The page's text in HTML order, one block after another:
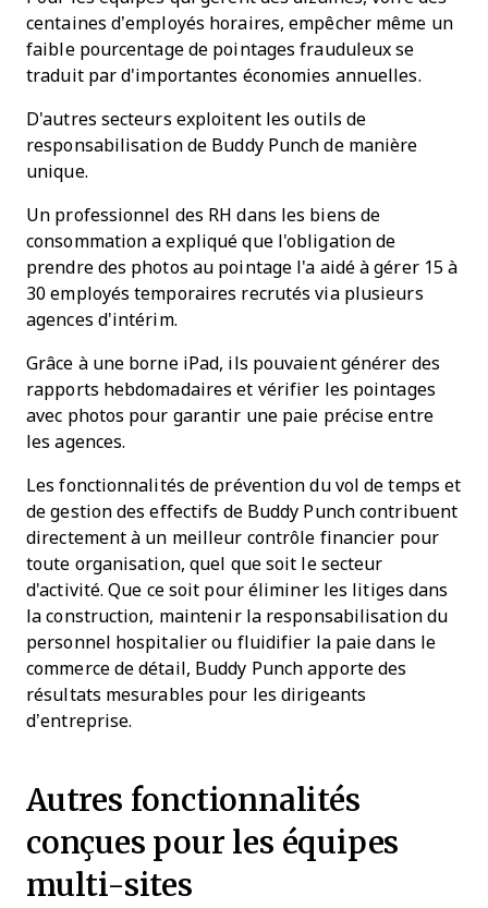
centaines d’employés horaires, empêcher même un
faible pourcentage de pointages frauduleux se
traduit par d'importantes économies annuelles.
D'autres secteurs exploitent les outils de
responsabilisation de Buddy Punch de manière
unique.
Un professionnel des RH dans les biens de
consommation a expliqué que l'obligation de
prendre des photos au pointage l'a aidé à gérer 15 à
30 employés temporaires recrutés via plusieurs
agences d'intérim.
Grâce à une borne iPad, ils pouvaient générer des
rapports hebdomadaires et vérifier les pointages
avec photos pour garantir une paie précise entre
les agences.
Les fonctionnalités de prévention du vol de temps et
de gestion des effectifs de Buddy Punch contribuent
directement à un meilleur contrôle financier pour
toute organisation, quel que soit le secteur
d'activité. Que ce soit pour éliminer les litiges dans
la construction, maintenir la responsabilisation du
personnel hospitalier ou fluidifier la paie dans le
commerce de détail, Buddy Punch apporte des
résultats mesurables pour les dirigeants
d’entreprise.
Autres fonctionnalités
conçues pour les équipes
multi-sites